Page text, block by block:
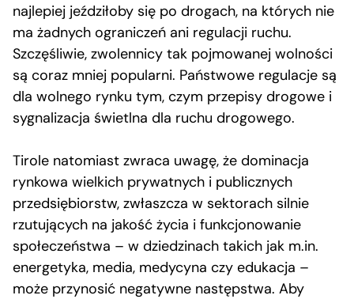
najlepiej jeździłoby się po drogach, na których nie
ma żadnych ograniczeń ani regulacji ruchu.
Szczęśliwie, zwolennicy tak pojmowanej wolności
są coraz mniej popularni. Państwowe regulacje są
dla wolnego rynku tym, czym przepisy drogowe i
sygnalizacja świetlna dla ruchu drogowego.
Tirole natomiast zwraca uwagę, że dominacja
rynkowa wielkich prywatnych i publicznych
przedsiębiorstw, zwłaszcza w sektorach silnie
rzutujących na jakość życia i funkcjonowanie
społeczeństwa – w dziedzinach takich jak m.in.
energetyka, media, medycyna czy edukacja –
może przynosić negatywne następstwa. Aby